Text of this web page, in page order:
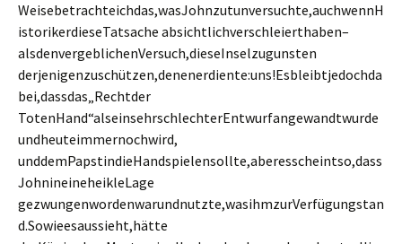
Weisebetrachteichdas,wasJohnzutunversuchte,auchwennH
istorikerdieseTatsache absichtlichverschleierthaben–
alsdenvergeblichenVersuch,dieseInselzugunsten
derjenigenzuschützen,denenerdiente:uns!Esbleibtjedochda
bei,dassdas„Rechtder
TotenHand“alseinsehrschlechterEntwurfangewandtwurde
undheuteimmernochwird,
unddemPapstindieHandspielensollte,aberesscheintso,dass
JohnineineheikleLage
gezwungenwordenwarundnutzte,wasihmzurVerfügungstan
d.Sowieesaussieht,hätte